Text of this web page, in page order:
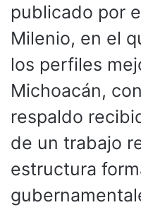
publicado por
Milenio, en el
los perfiles
Michoacán,
respaldo
de un trabajo
estructura